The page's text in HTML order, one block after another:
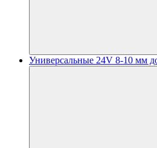
Универсальные 24V 8-10 мм